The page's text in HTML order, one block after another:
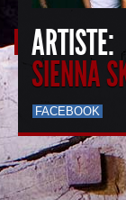
ARTISTE:
SIENNA
FACEBOOK